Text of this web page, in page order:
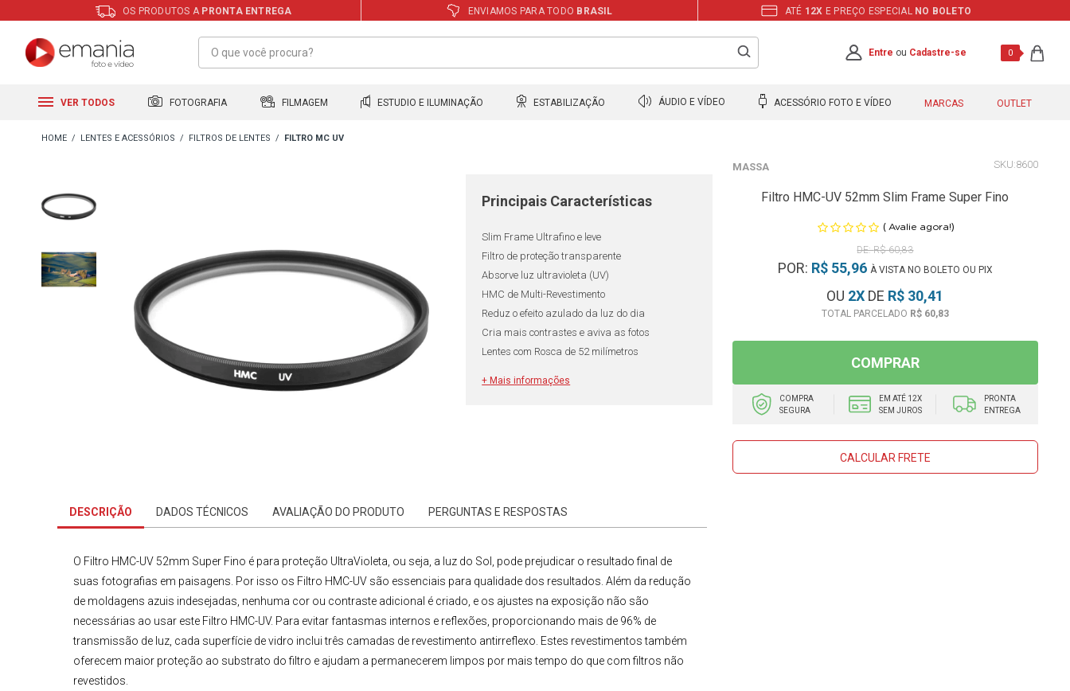
OS PRODUTOS A PRONTA ENTREGA ENVIAMOS PARA TODO BRASIL ATÉ 12X E PREÇO ESPECIAL NO BOLETO
Entre ou Cadastre-se 0
VER TODOS FOTOGRAFIA FILMAGEM ESTUDIO E ILUMINAÇÃO ESTABILIZAÇÃO ÁUDIO E VÍDEO ACESSÓRIO FOTO E VÍDEO MARCAS OUTLET
LENTES E ACESSÓRIOS FILTROS DE LENTES FILTRO MC UV
Principais Características
Slim Frame Ultrafino e leve
Filtro de proteção transparente
Absorve luz ultravioleta (UV)
HMC de Multi-Revestimento
Reduz o efeito azulado da luz do dia
Cria mais contrastes e aviva as fotos
Lentes com Rosca de 52 milímetros
+ Mais informações
MASSA 8600
Filtro HMC-UV 52mm Slim Frame Super Fino
( Avalie agora!)
R$ 60,83
POR: R$ 55,96 À VISTA NO BOLETO OU PIX
OU 2X DE R$ 30,41
R$ 60,83
COMPRAR
COMPRA
SEGURA
EM ATÉ 12X
SEM JUROS
PRONTA
ENTREGA
CALCULAR FRETE
DESCRIÇÃO DADOS TÉCNICOS AVALIAÇÃO DO PRODUTO PERGUNTAS E RESPOSTAS
O Filtro HMC-UV 52mm Super Fino é para proteção UltraVioleta, ou seja, a luz do Sol, pode prejudicar o resultado final de
suas fotografias em paisagens. Por isso os Filtro HMC-UV são essenciais para qualidade dos resultados. Além da redução
de moldagens azuis indesejadas, nenhuma cor ou contraste adicional é criado, e os ajustes na exposição não são
necessárias ao usar este Filtro HMC-UV. Para evitar fantasmas internos e reflexões, proporcionando mais de 96% de
transmissão de luz, cada superfície de vidro inclui três camadas de revestimento antirreflexo. Estes revestimentos também
oferecem maior proteção ao substrato do filtro e ajudam a permanecerem limpos por mais tempo do que com filtros não
revestidos.